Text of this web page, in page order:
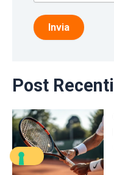
Invia
Post Recenti